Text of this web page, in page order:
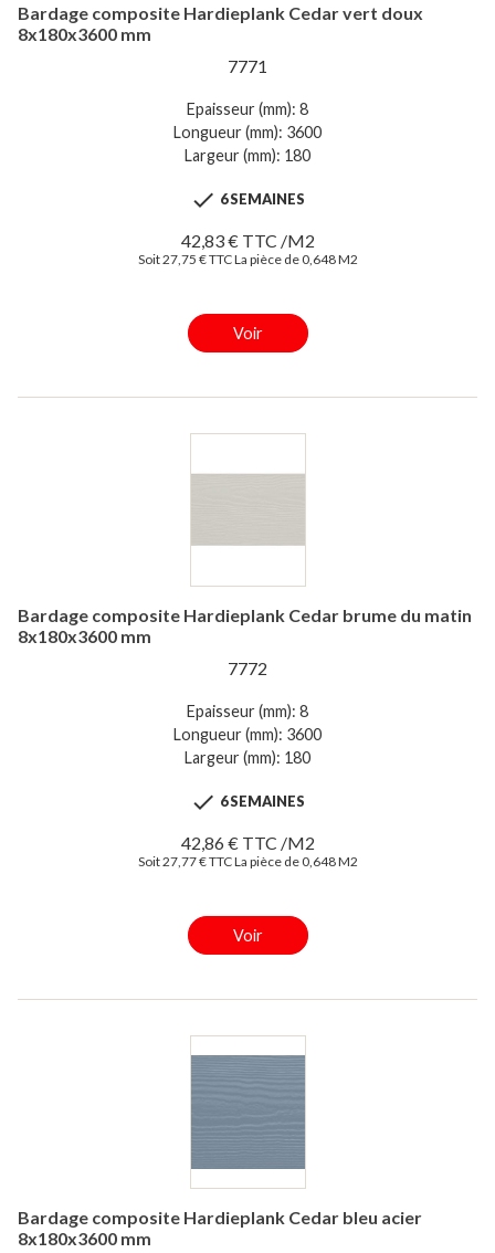
Bardage composite Hardieplank Cedar vert doux
8x180x3600 mm
7771
Epaisseur (mm): 8
Longueur (mm): 3600
Largeur (mm): 180
 6 SEMAINES
42,83 € TTC /M2
Soit 27,75 € TTC La pièce de 0,648 M2
Voir
Bardage composite Hardieplank Cedar brume du matin
8x180x3600 mm
7772
Epaisseur (mm): 8
Longueur (mm): 3600
Largeur (mm): 180
 6 SEMAINES
42,86 € TTC /M2
Soit 27,77 € TTC La pièce de 0,648 M2
Voir
Bardage composite Hardieplank Cedar bleu acier
8x180x3600 mm